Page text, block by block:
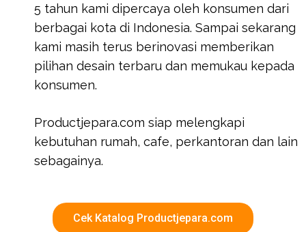
5 tahun kami dipercaya oleh konsumen dari
berbagai kota di Indonesia. Sampai sekarang
kami masih terus berinovasi memberikan
pilihan desain terbaru dan memukau kepada
konsumen.
Productjepara.com siap melengkapi
kebutuhan rumah, cafe, perkantoran dan lain
sebagainya.
Cek Katalog Productjepara.com